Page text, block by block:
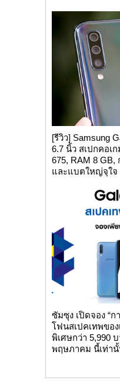
[รีวิว] Samsung
6.7 นิ้ว สเปกคอเ
675, RAM 8 GB,
และแบตใหญ่จุใจ
ซัมซุง เปิดจอง “ก
โฟนสเปคเทพขอ
พิเศษกว่า 5,990
พฤษภาคม นี้เท่า